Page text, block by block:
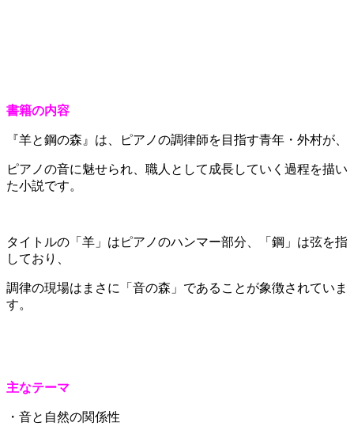
書籍の内容
『羊と鋼の森』は、ピアノの調律師を目指す青年・外村が、
ピアノの音に魅せられ、職人として成長していく過程を描い
た小説です。
タイトルの「羊」はピアノのハンマー部分、「鋼」は弦を指
しており、
調律の現場はまさに「音の森」であることが象徴されていま
す。
主なテーマ
・音と自然の関係性